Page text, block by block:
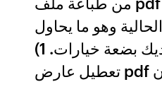
الحالية وهو ما يحاول print القيام به.
على هذا النحو ، لديك بضعة خيارات. 1)